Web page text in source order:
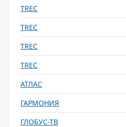
TREC
TREC
TREC
TREC
АТЛАС
ГАРМОНИЯ
ГЛОБУС-ТВ